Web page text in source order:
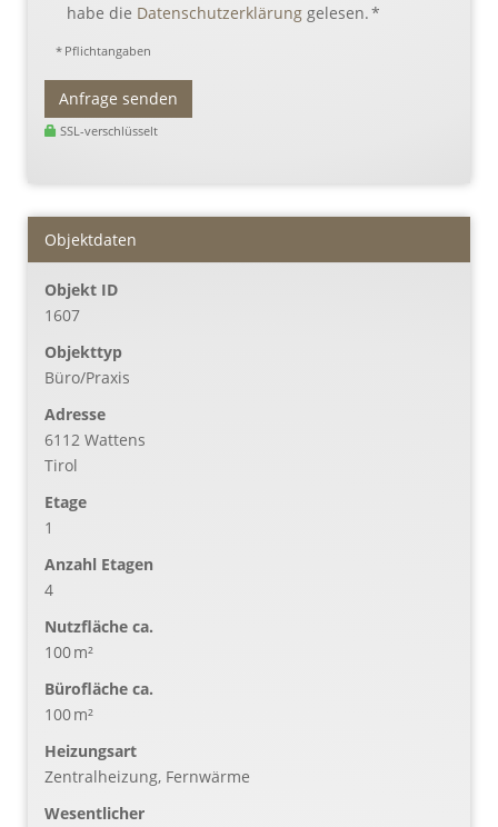
habe die Datenschutzerklärung gelesen. *
* Pflichtangaben
Anfrage senden
SSL-verschlüsselt
Objektdaten
Objekt ID
1607
Objekttyp
Büro/Praxis
Adresse
6112 Wattens
Tirol
Etage
1
Anzahl Etagen
4
Nutzfläche ca.
100 m²
Bürofläche ca.
100 m²
Heizungsart
Zentralheizung, Fernwärme
Wesentlicher